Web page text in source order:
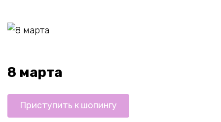
8 марта
Приступить к шопингу